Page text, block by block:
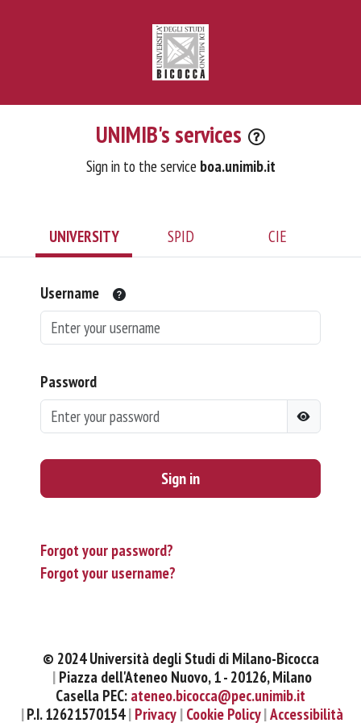
UNIMIB's services
Sign in to the service boa.unimib.it
UNIVERSITY SPID CIE
Username
Password
Sign in
Forgot your password?
Forgot your username?
© 2024 Università degli Studi di Milano-Bicocca
Piazza dell'Ateneo Nuovo, 1 - 20126, Milano
Casella PEC: ateneo.bicocca@pec.unimib.it
P.I. 12621570154 Privacy Cookie Policy Accessibilità